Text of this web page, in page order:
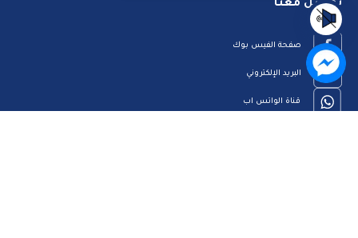
تواصل معنا
صفحة الفيس بوك
البريد الإلكتروني
قناة الواتس اب